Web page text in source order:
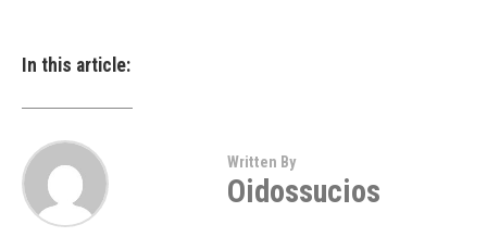
In this article:
Written By
Oidossucios